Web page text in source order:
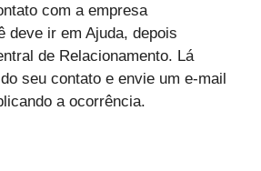
com a empresa
deve ir em Ajuda, depois
de Relacionamento. Lá
seu contato e envie um e-mail
a ocorrência.